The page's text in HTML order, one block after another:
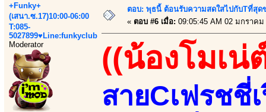
+Funky+
(เสนา.ซ.17)10:00-06:00
T:085-
5027899♥Line:funkyclub
Moderator
ตอบ: พุธนี้ ต้อนรับความสดใสไปกับTที่สุด
« ตอบ #6 เมื่อ: 09:05:45 AM 02 มกราคม
((น้องโมเน่
สายCเฟรชชี่